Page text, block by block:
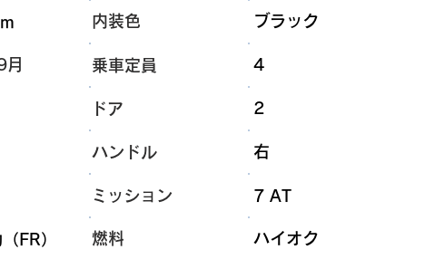
内装色 ブラック
月 乗車定員 4
ドア 2
ハンドル
ミッション
燃料
FR）
右
7 AT
ハイオク